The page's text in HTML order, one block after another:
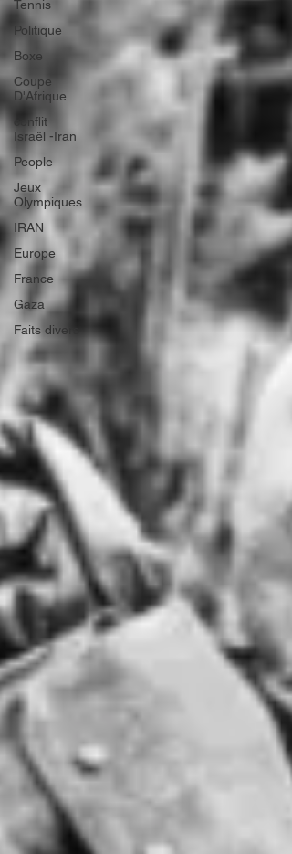
Tennis
Politique
Boxe
Coupe
D'Afrique
conflit
Israël -Iran
People
Jeux
Olympiques
IRAN
Europe
France
Gaza
Faits divers